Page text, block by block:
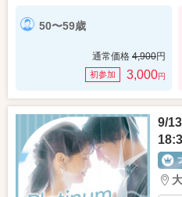
50〜59歳
通常価格 4,900円
初参加 3,000円
9/